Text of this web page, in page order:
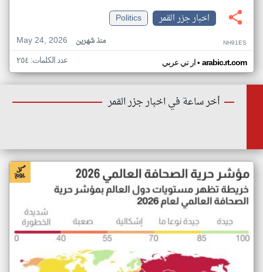
اخبار جزر القمر
Politics
May 24, 2026
منذ شهرين NH91ES
ار تي عربي• arabic.rt.com عدد الكلمات: ٢٥٤
أخر ساعة في اخبار جزر القمر